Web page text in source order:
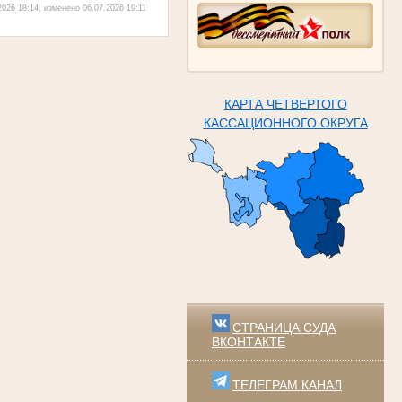
КАРТА ЧЕТВЕРТОГО
КАССАЦИОННОГО ОКРУГА
СТРАНИЦА СУДА
ВКОНТАКТЕ
ТЕЛЕГРАМ КАНАЛ
18:14, изменено 06.07.2026 19:11